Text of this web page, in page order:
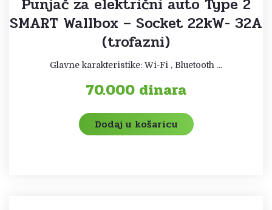
Punjač za električni auto Type 2
SMART Wallbox – Socket 22kW- 32A
(trofazni)
Glavne karakteristike: Wi-Fi , Bluetooth ...
70.000 dinara
Dodaj u košaricu